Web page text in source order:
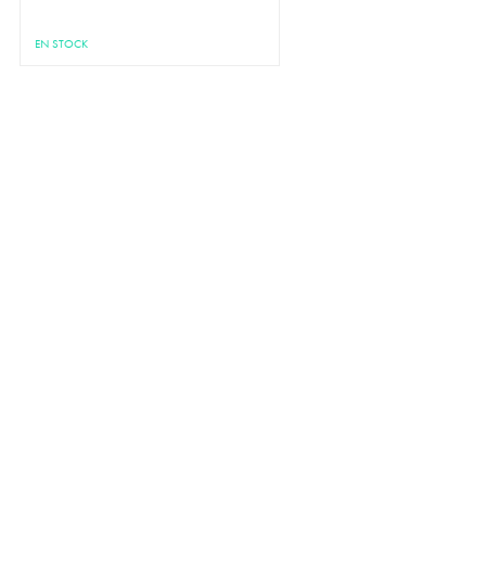
EN STOCK